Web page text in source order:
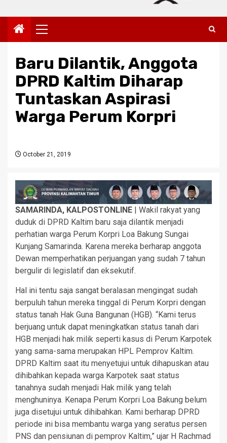
Primary
Menu
Baru Dilantik, Anggota
DPRD Kaltim Diharap
Tuntaskan Aspirasi
Warga Perum Korpri
October 21, 2019
SAMARINDA, KALPOSTONLINE | Wakil rakyat yang
duduk di DPRD Kaltim baru saja dilantik menjadi
perhatian warga Perum Korpri Loa Bakung Sungai
Kunjang Samarinda. Karena mereka berharap anggota
Dewan memperhatikan perjuangan yang sudah 7 tahun
bergulir di legislatif dan eksekutif.
Hal ini tentu saja sangat beralasan mengingat sudah
berpuluh tahun mereka tinggal di Perum Korpri dengan
status tanah Hak Guna Bangunan (HGB). “Kami terus
berjuang untuk dapat meningkatkan status tanah dari
HGB menjadi hak milik seperti kasus di Perum Karpotek
yang sama-sama merupakan HPL Pemprov Kaltim.
DPRD Kaltim saat itu menyetujui untuk dihapuskan atau
dihibahkan kepada warga Karpotek saat status
tanahnya sudah menjadi Hak milik yang telah
menghuninya. Kenapa Perum Korpri Loa Bakung belum
juga disetujui untuk dihibahkan. Kami berharap DPRD
periode ini bisa membantu warga yang seratus persen
PNS dan pensiunan di pemprov Kaltim,” ujar H Rachmad